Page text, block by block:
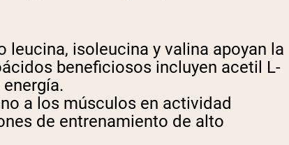
isoleucina y valina apoyan la
beneficiosos incluyen acetil L-
a los músculos en actividad
de entrenamiento de alto